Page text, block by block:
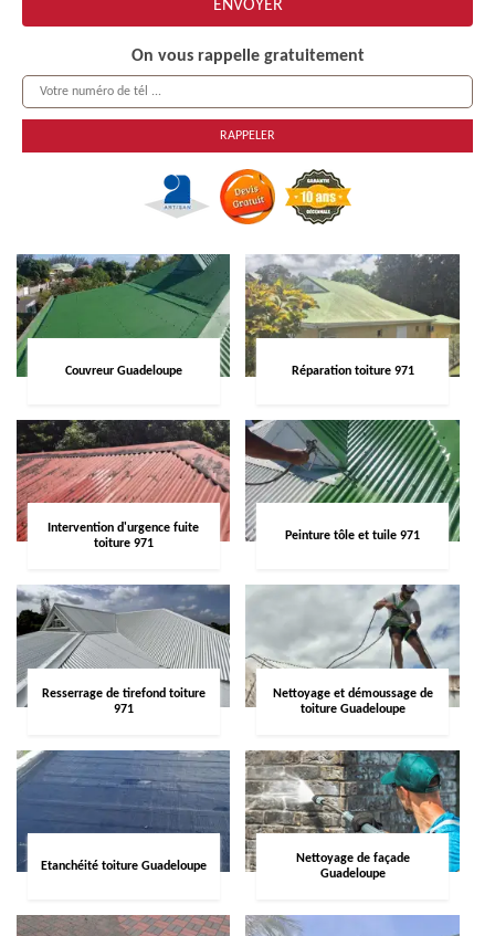
On vous rappelle gratuitement
Couvreur Guadeloupe Réparation toiture 971
Intervention d'urgence fuite
toiture 971
Peinture tôle et tuile 971
Resserrage de tirefond toiture
971
Nettoyage et démoussage de
toiture Guadeloupe
Etanchéité toiture Guadeloupe
Nettoyage de façade
Guadeloupe